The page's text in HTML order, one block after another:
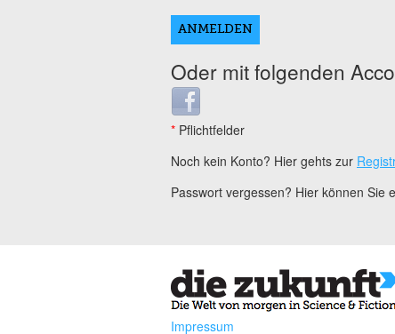
Oder mit folgenden
Login with Facebook
* Pflichtfelder
Noch kein Konto? Hier gehts zur
Passwort vergessen? Hier können Sie
Impressum